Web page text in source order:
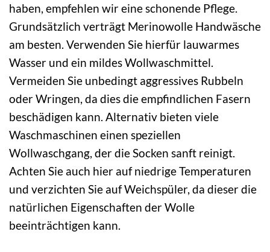
haben, empfehlen wir eine schonende Pflege.
Grundsätzlich verträgt Merinowolle Handwäsche
am besten. Verwenden Sie hierfür lauwarmes
Wasser und ein mildes Wollwaschmittel.
Vermeiden Sie unbedingt aggressives Rubbeln
oder Wringen, da dies die empfindlichen Fasern
beschädigen kann. Alternativ bieten viele
Waschmaschinen einen speziellen
Wollwaschgang, der die Socken sanft reinigt.
Achten Sie auch hier auf niedrige Temperaturen
und verzichten Sie auf Weichspüler, da dieser die
natürlichen Eigenschaften der Wolle
beeinträchtigen kann.